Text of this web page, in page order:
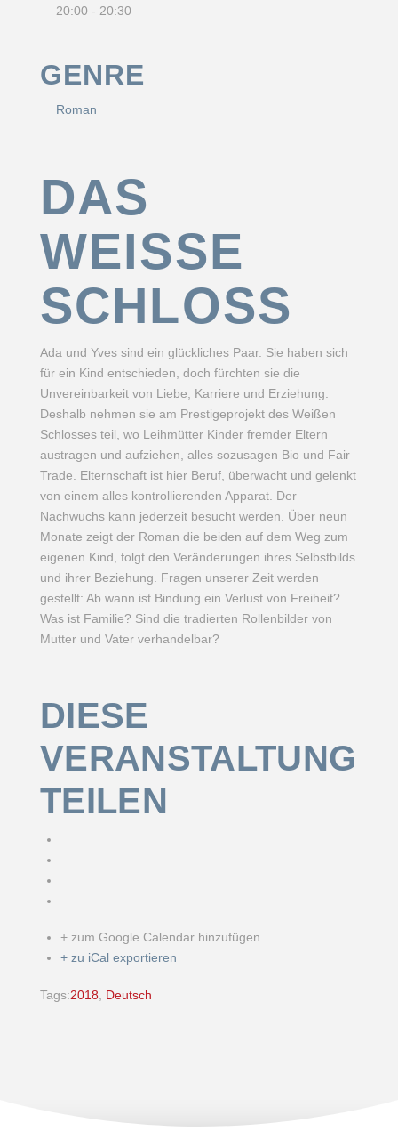
20:00 - 20:30
GENRE
Roman
DAS
WEISSE S
CHLOSS
Ada und Yves sind ein glückliches Paar. Sie haben sich
für ein Kind entschieden, doch fürchten sie die
Unvereinbarkeit von Liebe, Karriere und Erziehung.
Deshalb nehmen sie am Prestigeprojekt des Weißen
Schlosses teil, wo Leihmütter Kinder fremder Eltern
austragen und aufziehen, alles sozusagen Bio und Fair
Trade. Elternschaft ist hier Beruf, überwacht und gelenkt
von einem alles kontrollierenden Apparat. Der
Nachwuchs kann jederzeit besucht werden. Über neun
Monate zeigt der Roman die beiden auf dem Weg zum
eigenen Kind, folgt den Veränderungen ihres Selbstbilds
und ihrer Beziehung. Fragen unserer Zeit werden
gestellt: Ab wann ist Bindung ein Verlust von Freiheit?
Was ist Familie? Sind die tradierten Rollenbilder von
Mutter und Vater verhandelbar?
DIESE
VERANSTALTUNG
TEILEN
+ zum Google Calendar hinzufügen
+ zu iCal exportieren
Tags:2018 Deutsch